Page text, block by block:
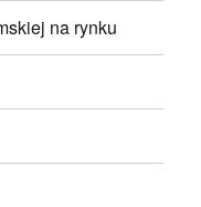
na rynku